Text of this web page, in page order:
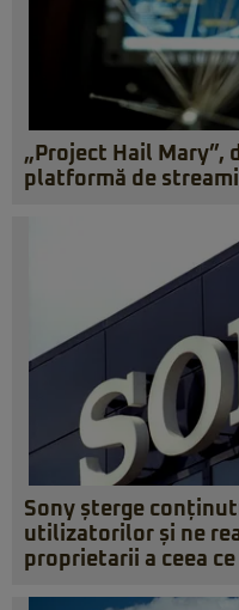
„Project Hail Mary”,
platformă de
Sony șterge
utilizatorilor și ne
proprietarii a ceea ce